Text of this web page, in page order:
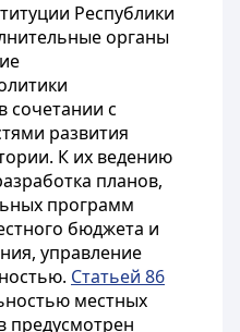
Республики
органы
сочетании с
развития
К их ведению
планов,
программ
бюджета и
управление
Статьей 86
местных
предусмотрен